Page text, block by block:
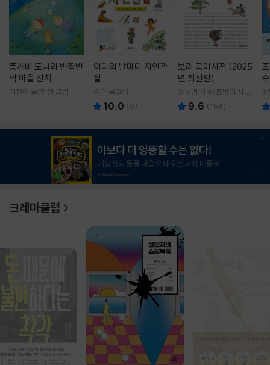
똥깨비 도니와 반짝반
짝 마을 잔치
이현아 글/핸짱 그림
이다의 날마다 자연관
찰
이다 글그림
10.0 (9)
보리 국어사전 (2025
년 최신판)
윤구병 감수/토박이 사전
편찬실 편
9.6 (158)
크레마클럽